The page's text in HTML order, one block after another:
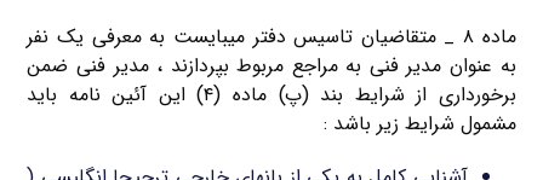
ماده ۸ _ متقاضیان تاسیس دفتر میبایست به معرفی یک نفر
به عنوان مدیر فنی به مراجع مربوط بپردازند ، مدیر فنی ضمن
برخورداری از شرایط بند (پ) ماده (۴) این آئین نامه باید
مشمول شرایط زیر باشد :